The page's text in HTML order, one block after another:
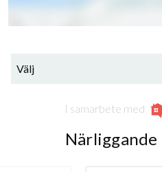
Välj
I samarbete med